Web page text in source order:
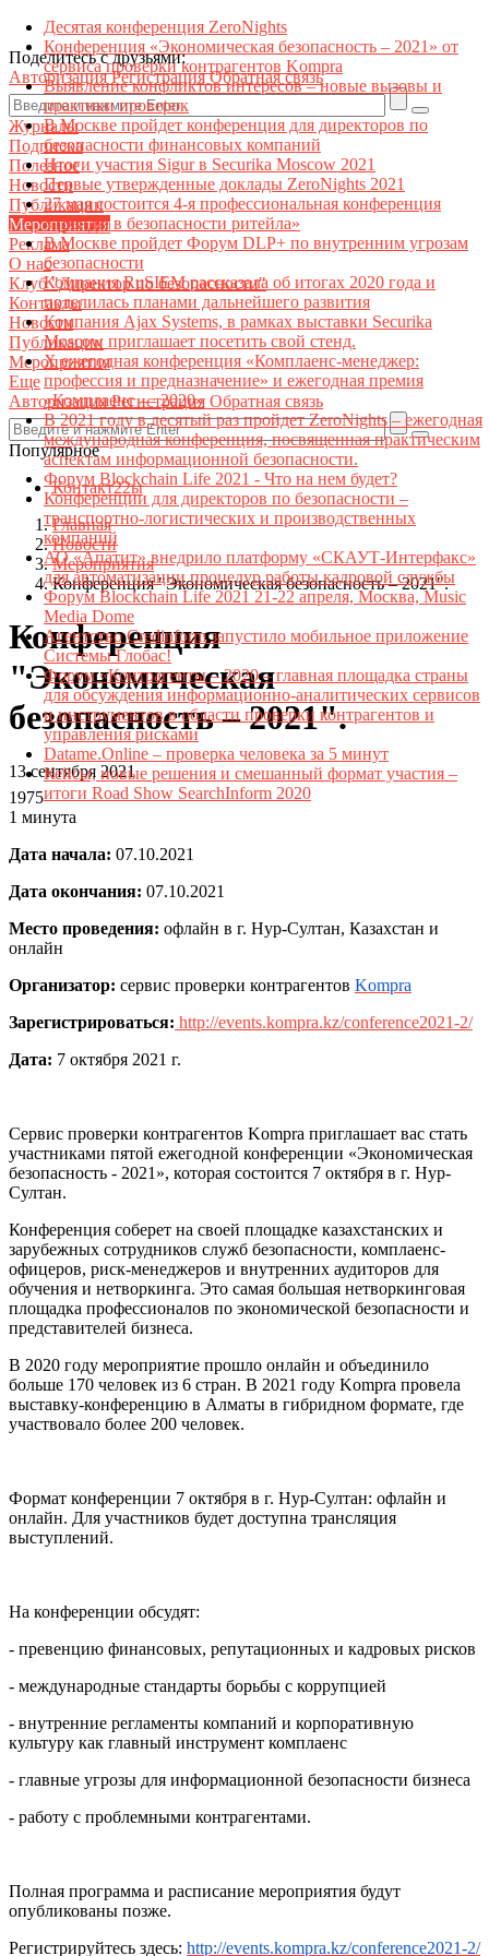
Поделитесь с друзьями:
АвторизацияРегистрацияОбратная связь
Журналы
Подписка
Полезное
Новости
Публикации
Мероприятия
Реклама
О нас
Клуб "Директор по безопасности"
Контакты
Новости
Публикации
Мероприятия
Еще
АвторизацияРегистрация Обратная связь
Популярное
Десятая конференция ZeroNights
Конференция «Экономическая безопасность – 2021» от
сервиса проверки контрагентов Kompra
Выявление конфликтов интересов – новые вызовы и
практики проверок
В Москве пройдет конференция для директоров по
безопасности финансовых компаний
Итоги участия Sigur в Securika Moscow 2021
Первые утвержденные доклады ZeroNights 2021
27 мая состоится 4-я профессиональная конференция
«Тренды в безопасности ритейла»
В Москве пройдет Форум DLP+ по внутренним угрозам
безопасности
Компания RuSIEM рассказала об итогах 2020 года и
поделилась планами дальнейшего развития
Компания Ajax Systems, в рамках выставки Securika
Moscow приглашает посетить свой стенд.
X ежегодная конференция «Комплаенс-менеджер:
профессия и предназначение» и ежегодная премия
«Комплаенс — 2020»
В 2021 году в десятый раз пройдет ZeroNights – ежегодная
международная конференция, посвященная практическим
аспектам информационной безопасности.
Форум Blockchain Life 2021 - Что на нем будет?
Конференции для директоров по безопасности –
транспортно-логистических и производственных
компаний
АО «Апатит» внедрило платформу «СКАУТ-Интерфакс»
для автоматизации процедур работы кадровой службы
Форум Blockchain Life 2021 21-22 апреля, Москва, Music
Media Dome
Агентство Credinform запустило мобильное приложение
Системы Глобас!
Форум «Контрагенты – 2020 – главная площадка страны
для обсуждения информационно-аналитических сервисов
и инструментов в области проверки контрагентов и
управления рисками
Datame.Online – проверка человека за 5 минут
Кейсы, новые решения и смешанный формат участия –
итоги Road Show SearchInform 2020
Контакт22ы
Главная
Новости
Мероприятия
Конференция "Экономическая безопасность – 2021".
Конференция
"Экономическая
безопасность – 2021".
13 сентября 2021
1975
1 минута
Дата начала: 07.10.2021
Дата окончания: 07.10.2021
Место проведения: офлайн в г. Нур-Султан, Казахстан и
онлайн
Организатор: сервис проверки контрагентов Kompra
Зарегистрироваться: http://events.kompra.kz/conference2021-2/
Дата: 7 октября 2021 г.
Сервис проверки контрагентов Kompra приглашает вас стать
участниками пятой ежегодной конференции «Экономическая
безопасность - 2021», которая состоится 7 октября в г. Нур-
Султан.
Конференция соберет на своей площадке казахстанских и
зарубежных сотрудников служб безопасности, комплаенс-
офицеров, риск-менеджеров и внутренних аудиторов для
обучения и нетворкинга. Это самая большая нетворкинговая
площадка профессионалов по экономической безопасности и
представителей бизнеса.
В 2020 году мероприятие прошло онлайн и объединило
больше 170 человек из 6 стран. В 2021 году Kompra провела
выставку-конференцию в Алматы в гибридном формате, где
участвовало более 200 человек.
Формат конференции 7 октября в г. Нур-Султан: офлайн и
онлайн. Для участников будет доступна трансляция
выступлений.
На конференции обсудят:
- превенцию финансовых, репутационных и кадровых рисков
- международные стандарты борьбы с коррупцией
- внутренние регламенты компаний и корпоративную
культуру как главный инструмент комплаенс
- главные угрозы для информационной безопасности бизнеса
- работу с проблемными контрагентами.
Полная программа и расписание мероприятия будут
опубликованы позже.
Регистрируйтесь здесь: http://events.kompra.kz/conference2021-2/